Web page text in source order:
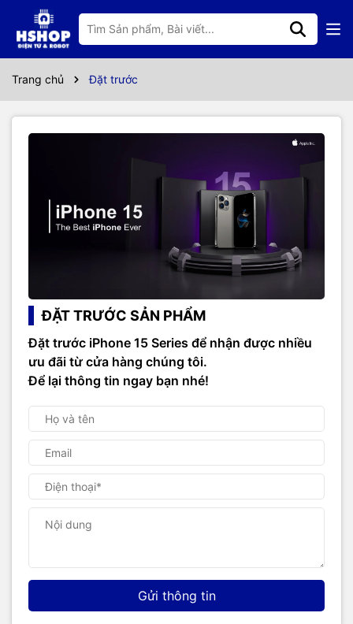
Trang chủ Đặt trước
ĐẶT TRƯỚC SẢN PHẨM
Đặt trước iPhone 15 Series để nhận được nhiều
ưu đãi từ cửa hàng chúng tôi.
Để lại thông tin ngay bạn nhé!
Gửi thông tin